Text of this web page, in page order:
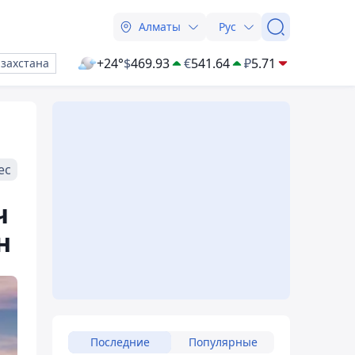
Алматы Рус
+24°$469.93 €541.64 ₽5.71
Последние Популярные